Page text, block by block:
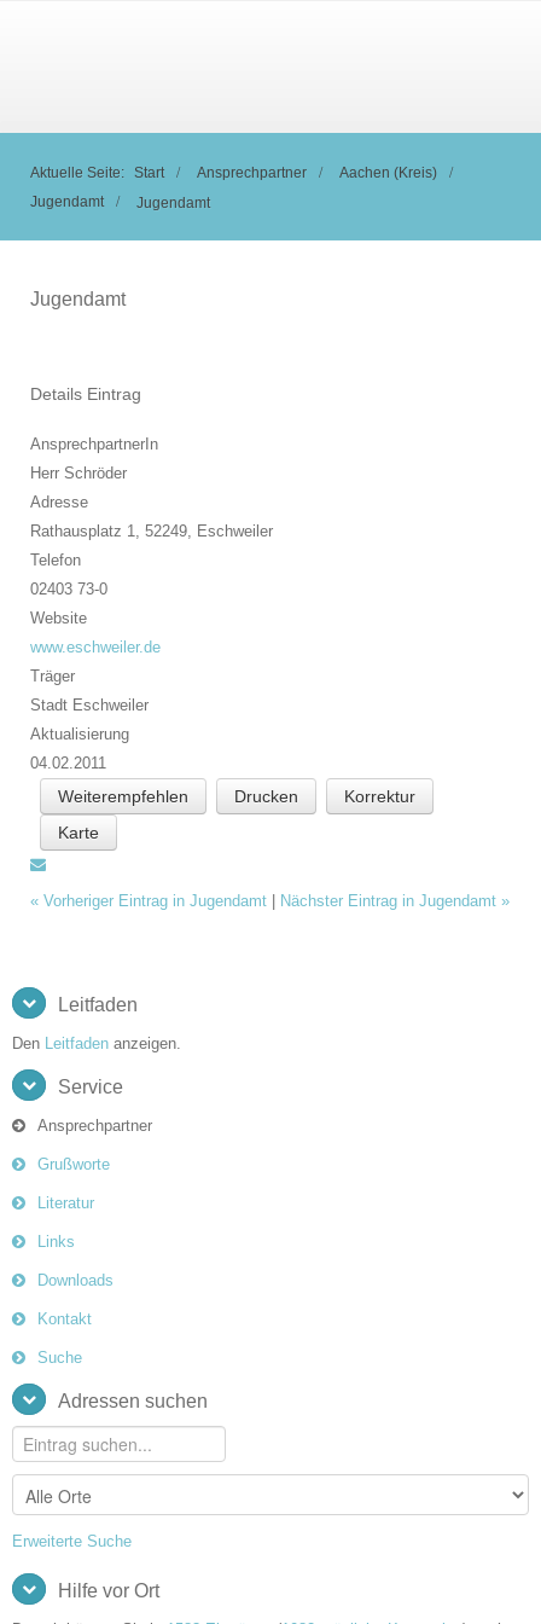
Aktuelle Seite: Start Ansprechpartner
Aachen (Kreis)
Jugendamt
Jugendamt
Jugendamt
Details Eintrag
AnsprechpartnerIn
Herr Schröder
Adresse
Rathausplatz 1, 52249, Eschweiler
Telefon
02403 73-0
Website
www.eschweiler.de
Träger
Stadt Eschweiler
Aktualisierung
04.02.2011
Weiterempfehlen Drucken
Korrektur
Karte
« Vorheriger Eintrag in Jugendamt Nächster Eintrag in Jugendamt »
Leitfaden
Den Leitfaden anzeigen.
Service
Ansprechpartner
Grußworte
Literatur
Links
Downloads
Kontakt
Suche
Adressen suchen
Erweiterte Suche
Hilfe vor Ort